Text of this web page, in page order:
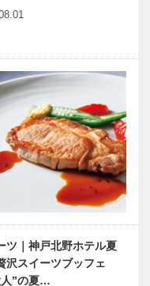
ツ｜神戸北野ホテル夏
沢スイーツブッフェ
人”の夏…